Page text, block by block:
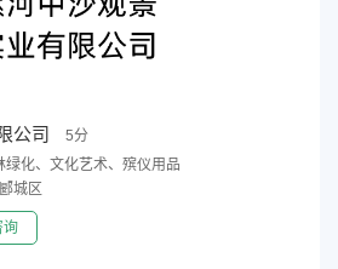
公司
5分
化、文化艺术、殡仪用品
城区
询